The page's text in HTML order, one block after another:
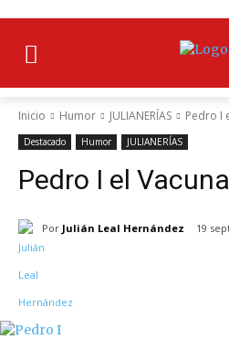
Inicio Humor JULIANERÍAS Pedro I
Destacado Humor JULIANERÍAS
Pedro I el
Por Julián Leal Hernández 19